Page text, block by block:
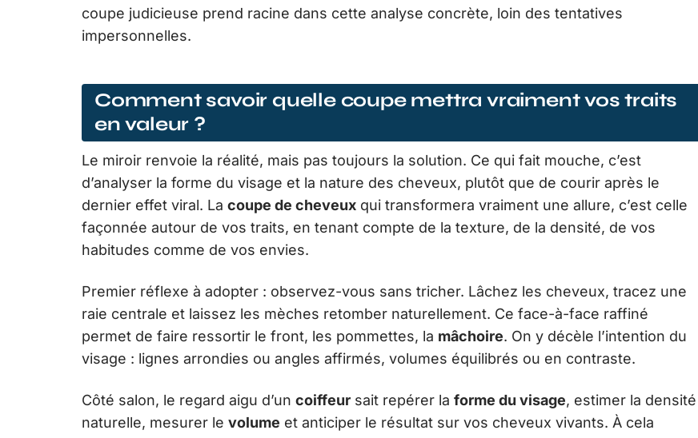
coupe judicieuse prend racine dans cette analyse concrète, loin des tentatives
impersonnelles.
Comment savoir quelle coupe mettra vraiment vos traits
en valeur ?
Le miroir renvoie la réalité, mais pas toujours la solution. Ce qui fait mouche, c’est
d’analyser la forme du visage et la nature des cheveux, plutôt que de courir après le
dernier effet viral. La coupe de cheveux qui transformera vraiment une allure, c’est celle
façonnée autour de vos traits, en tenant compte de la texture, de la densité, de vos
habitudes comme de vos envies.
Premier réflexe à adopter : observez-vous sans tricher. Lâchez les cheveux, tracez une
raie centrale et laissez les mèches retomber naturellement. Ce face-à-face raffiné
permet de faire ressortir le front, les pommettes, la mâchoire. On y décèle l’intention du
visage : lignes arrondies ou angles affirmés, volumes équilibrés ou en contraste.
Côté salon, le regard aigu d’un coiffeur sait repérer la forme du visage, estimer la densité
naturelle, mesurer le volume et anticiper le résultat sur vos cheveux vivants. À cela